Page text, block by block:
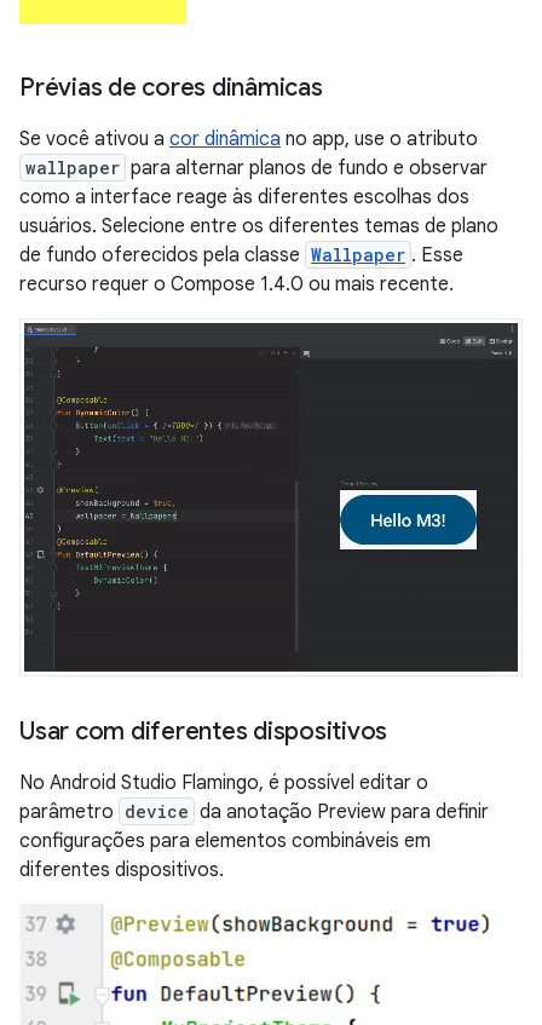
Prévias de cores dinâmicas
Se você ativou a cor dinâmica no app, use o atributo
wallpaper para alternar planos de fundo e observar
como a interface reage às diferentes escolhas dos
usuários. Selecione entre os diferentes temas de plano
de fundo oferecidos pela classe Wallpaper . Esse
recurso requer o Compose 1.4.0 ou mais recente.
Usar com diferentes dispositivos
No Android Studio Flamingo, é possível editar o
parâmetro device da anotação Preview para definir
configurações para elementos combináveis em
diferentes dispositivos.